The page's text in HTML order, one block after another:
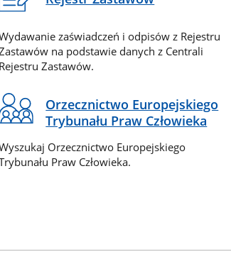
zaświadczeń i odpisów z Rejestru
na podstawie danych z Centrali
Rejestru Zastawów.
Orzecznictwo Europejskiego
Trybunału Praw Człowieka
Orzecznictwo Europejskiego
Praw Człowieka.